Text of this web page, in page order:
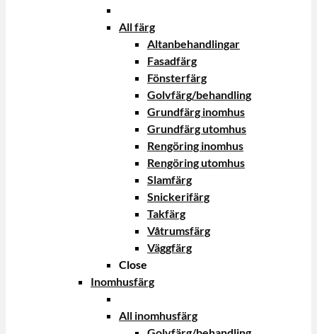
All färg
Altanbehandlingar
Fasadfärg
Fönsterfärg
Golvfärg/behandling
Grundfärg inomhus
Grundfärg utomhus
Rengöring inomhus
Rengöring utomhus
Slamfärg
Snickerifärg
Takfärg
Våtrumsfärg
Väggfärg
Close
Inomhusfärg
All inomhusfärg